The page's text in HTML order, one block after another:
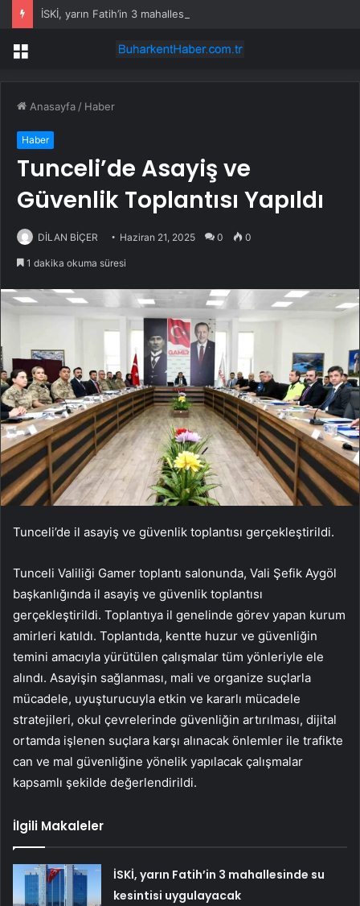
İSKİ, yarın Fatih’in 3 mahallesinde su kesintisi uygulayacak
Menü
Anasayfa / Haber
Haber
Tunceli’de Asayiş ve
Güvenlik Toplantısı Yapıldı
DİLAN BİÇER Haziran 21, 2025 0 0
1 dakika okuma süresi
Tunceli’de il asayiş ve güvenlik toplantısı gerçekleştirildi.
Tunceli Valiliği Gamer toplantı salonunda, Vali Şefik Aygöl
başkanlığında il asayiş ve güvenlik toplantısı
gerçekleştirildi. Toplantıya il genelinde görev yapan kurum
amirleri katıldı. Toplantıda, kentte huzur ve güvenliğin
temini amacıyla yürütülen çalışmalar tüm yönleriyle ele
alındı. Asayişin sağlanması, mali ve organize suçlarla
mücadele, uyuşturucuyla etkin ve kararlı mücadele
stratejileri, okul çevrelerinde güvenliğin artırılması, dijital
ortamda işlenen suçlara karşı alınacak önlemler ile trafikte
can ve mal güvenliğine yönelik yapılacak çalışmalar
kapsamlı şekilde değerlendirildi.
İlgili Makaleler
İSKİ, yarın Fatih’in 3 mahallesinde su
kesintisi uygulayacak